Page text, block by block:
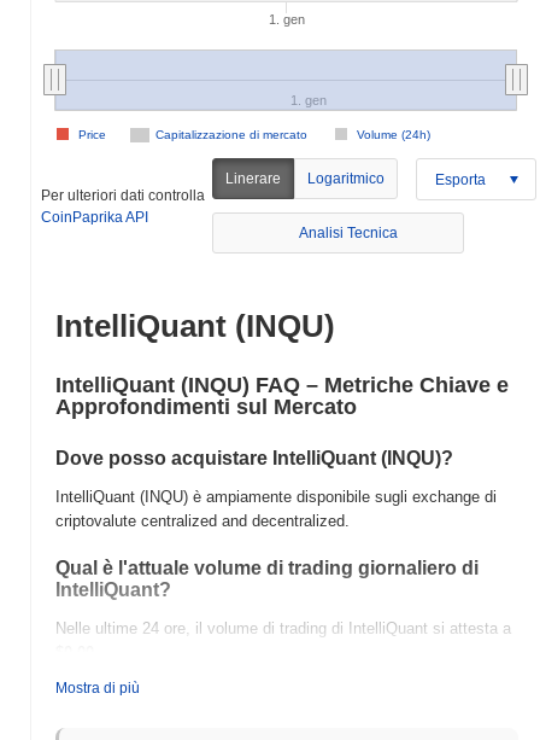
1. gen
Capitalizzazione di mercato Volume (24h)
Price
1. gen
Per ulteriori dati controlla
CoinPaprika API
Linerare Logaritmico Esporta
Analisi Tecnica
IntelliQuant (INQU)
IntelliQuant (INQU) FAQ – Metriche Chiave e
Approfondimenti sul Mercato
Dove posso acquistare IntelliQuant (INQU)?
IntelliQuant (INQU) è ampiamente disponibile sugli exchange di
criptovalute centralized and decentralized.
Qual è l'attuale volume di trading giornaliero di
IntelliQuant?
Nelle ultime 24 ore, il volume di trading di IntelliQuant si attesta a
Qual è lo storico della fascia di prezzo di
Mostra di più